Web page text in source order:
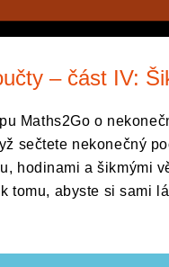
– část IV:
Maths2Go o
sečtete nekonečný
hodinami a šikmými
tomu, abyste si sami